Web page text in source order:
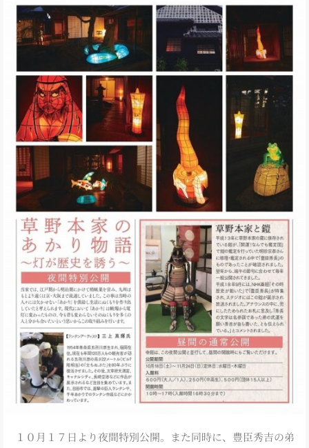
１０月１７日より夜間特別公開。また同時に、豊臣秀吉の弟